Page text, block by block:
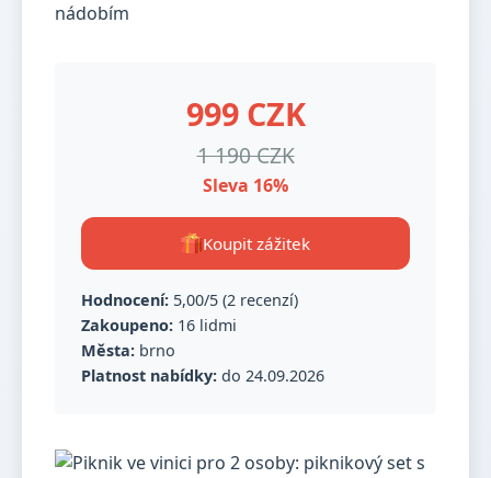
nádobím
999 CZK
1 190 CZK
Sleva 16%
Koupit zážitek
Hodnocení: 5,00/5 (2 recenzí)
Zakoupeno: 16 lidmi
Města: brno
Platnost nabídky: do 24.09.2026